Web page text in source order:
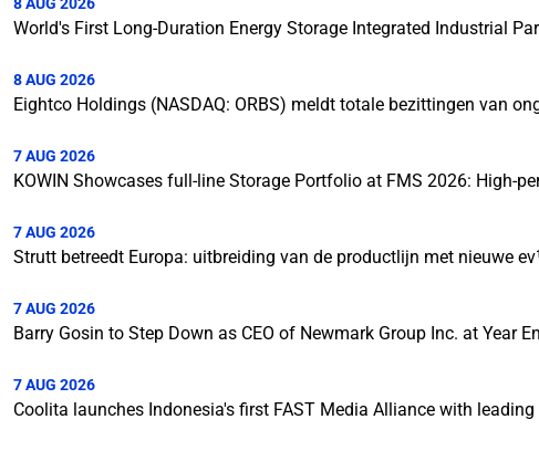
World's First Long-Duration Energy Storage Integrated Industrial
8 AUG 2026
Eightco Holdings (NASDAQ: ORBS) meldt totale bezittingen van
7 AUG 2026
KOWIN Showcases full-line Storage Portfolio at FMS 2026: High-
7 AUG 2026
Strutt betreedt Europa: uitbreiding van de productlijn met nieuwe
7 AUG 2026
Barry Gosin to Step Down as CEO of Newmark Group Inc. at Year
7 AUG 2026
Coolita launches Indonesia's first FAST Media Alliance with